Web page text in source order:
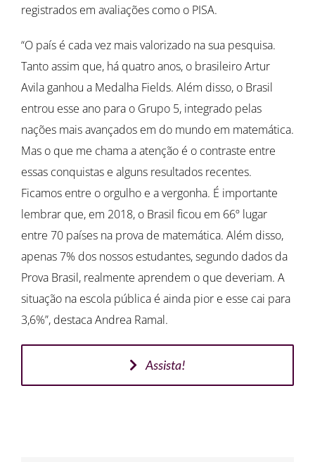
registrados em avaliações como o PISA.
“O país é cada vez mais valorizado na sua pesquisa.
Tanto assim que, há quatro anos, o brasileiro Artur
Avila ganhou a Medalha Fields. Além disso, o Brasil
entrou esse ano para o Grupo 5, integrado pelas
nações mais avançados em do mundo em matemática.
Mas o que me chama a atenção é o contraste entre
essas conquistas e alguns resultados recentes.
Ficamos entre o orgulho e a vergonha. É importante
lembrar que, em 2018, o Brasil ficou em 66º lugar
entre 70 países na prova de matemática. Além disso,
apenas 7% dos nossos estudantes, segundo dados da
Prova Brasil, realmente aprendem o que deveriam. A
situação na escola pública é ainda pior e esse cai para
3,6%”, destaca Andrea Ramal.
Assista!